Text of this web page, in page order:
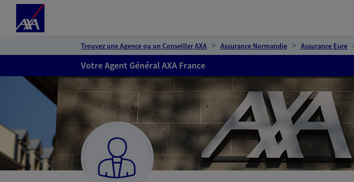
Trouvez une Agence ou un Conseiller AXA Assurance Normandie Assurance Eure
Votre Agent Général AXA France